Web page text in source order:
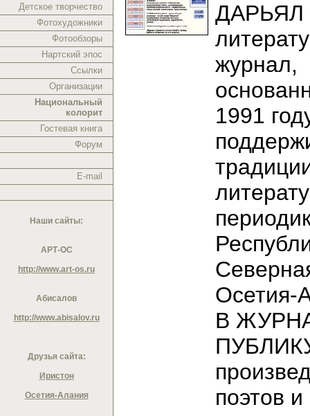
Детское творчество
Фотохудожники
Фотообзоры
Нартский эпос
Ссылки
Организации
Национальный
колорит
Гостевая книга
Форум
E-mail
Наши сайты:
АРТ-ОС
http://www.art-os.ru
Абисалов
http://www.abisalov.ru
Друзья сайта:
Иристон
Осетия-Алания
ДАРЬЯЛ
журнал,
1991
В
поэтов и